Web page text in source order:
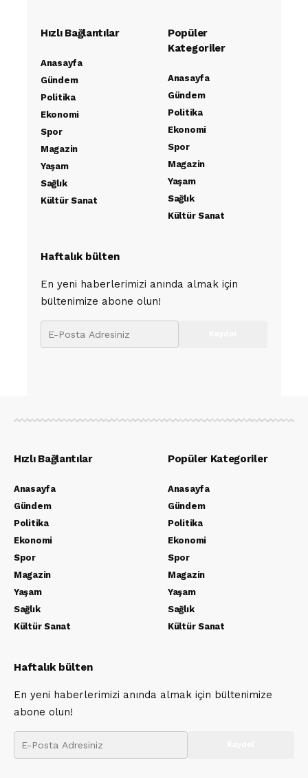
Hızlı Bağlantılar
Anasayfa
Gündem
Politika
Ekonomi
Spor
Magazin
Yaşam
Sağlık
Kültür Sanat
Popüler
Kategoriler
Anasayfa
Gündem
Politika
Ekonomi
Spor
Magazin
Yaşam
Sağlık
Kültür Sanat
Haftalık bülten
En yeni haberlerimizi anında almak için
bültenimize abone olun!
Hızlı Bağlantılar
Anasayfa
Gündem
Politika
Ekonomi
Spor
Magazin
Yaşam
Sağlık
Kültür Sanat
Popüler Kategoriler
Anasayfa
Gündem
Politika
Ekonomi
Spor
Magazin
Yaşam
Sağlık
Kültür Sanat
Haftalık bülten
En yeni haberlerimizi anında almak için bültenimize
abone olun!